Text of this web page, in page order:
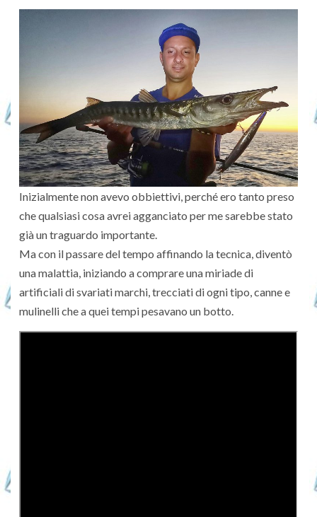
Inizialmente non avevo obbiettivi, perché ero tanto preso
che qualsiasi cosa avrei agganciato per me sarebbe stato
già un traguardo importante.
Ma con il passare del tempo affinando la tecnica, diventò
una malattia, iniziando a comprare una miriade di
artificiali di svariati marchi, trecciati di ogni tipo, canne e
mulinelli che a quei tempi pesavano un botto.